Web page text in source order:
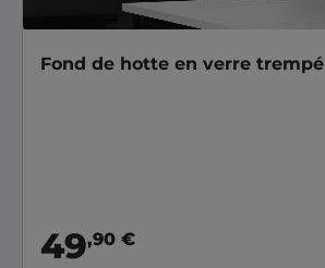
Fond de hotte en verre trempé
49,90 €